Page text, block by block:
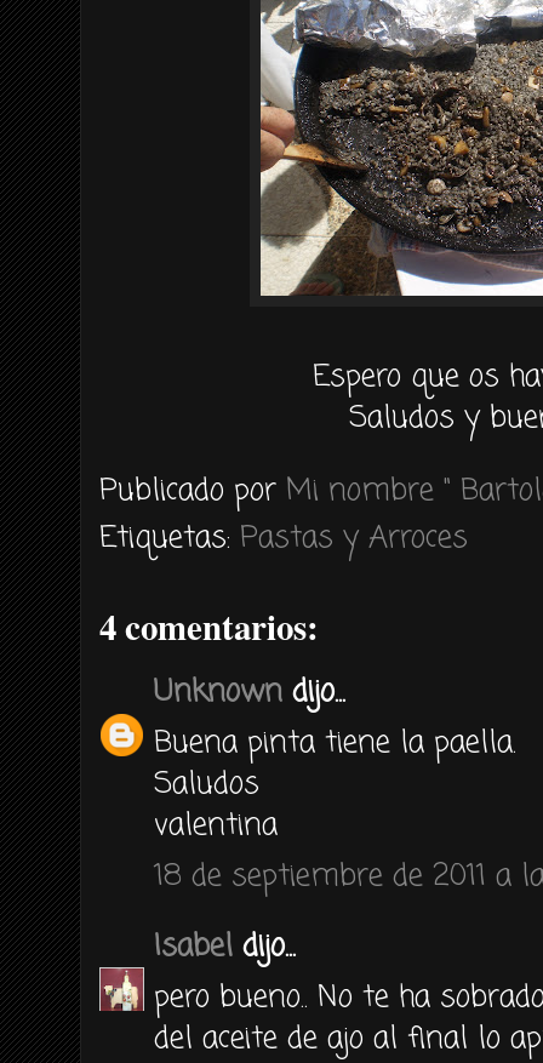
Espero que os
Saludos y
Publicado por Mi nombre "
Etiquetas: Pastas y Arroces
4 comentarios:
Unknown dijo...
Buena pinta tiene la paella.
Saludos
valentina
18 de septiembre de 2011 a
Isabel dijo...
pero bueno.. No te ha
del aceite de ajo al final lo